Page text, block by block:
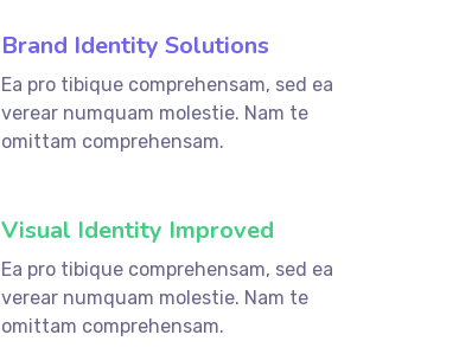
Brand Identity Solutions
Ea pro tibique comprehensam, sed ea
verear numquam molestie. Nam te
omittam comprehensam.
Visual Identity Improved
Ea pro tibique comprehensam, sed ea
verear numquam molestie. Nam te
omittam comprehensam.